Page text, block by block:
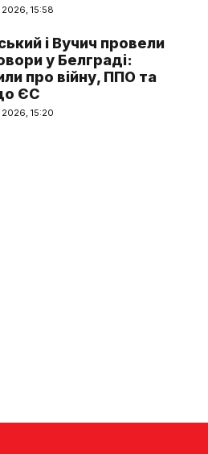
15:58
і Вучич провели
у Белграді:
про війну, ППО та
ЄС
15:20